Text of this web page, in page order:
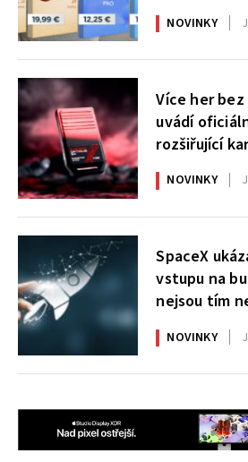
NOVINKY
Více her bez
uvádí
rozšiřující
X|S
NOVINKY
SpaceX
vstupu na
nejsou tím
NOVINKY